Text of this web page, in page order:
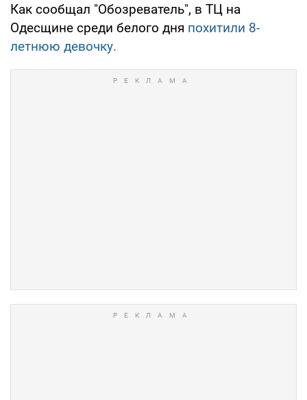
Как сообщал "Обозреватель", в ТЦ на
Одесщине среди белого дня похитили 8-
летнюю девочку.